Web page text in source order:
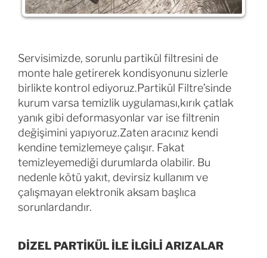
Servisimizde, sorunlu partikül filtresini de
monte hale getirerek kondisyonunu sizlerle
birlikte kontrol ediyoruz.Partikül Filtre’sinde
kurum varsa temizlik uygulaması,kırık çatlak
yanık gibi deformasyonlar var ise filtrenin
değişimini yapıyoruz.Zaten aracınız kendi
kendine temizlemeye çalışır. Fakat
temizleyemediği durumlarda olabilir. Bu
nedenle kötü yakıt, devirsiz kullanım ve
çalışmayan elektronik aksam başlıca
sorunlardandır.
DİZEL PARTİKÜL İLE İLGİLİ ARIZALAR